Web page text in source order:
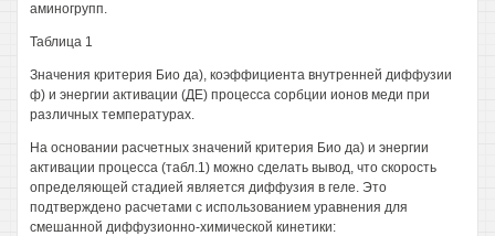
аминогрупп.
Таблица 1
Значения критерия Био да), коэффициента внутренней диффузии
ф) и энергии активации (ДЕ) процесса сорбции ионов меди при
различных температурах.
На основании расчетных значений критерия Био да) и энергии
активации процесса (табл.1) можно сделать вывод, что скорость
определяющей стадией является диффузия в геле. Это
подтверждено расчетами с использованием уравнения для
смешанной диффузионно-химической кинетики: